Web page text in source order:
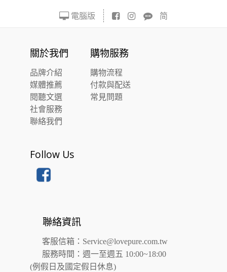
電腦版 简
關於我們
品牌介紹
媒體推薦
閱聽文選
社會服務
聯絡我們
購物服務
購物流程
付款與配送
常見問題
Follow Us
聯絡資訊
客服信箱： Service@lovepure.com.tw
服務時間：週一至週五 10:00~18:00
(例假日及國定假日休息)